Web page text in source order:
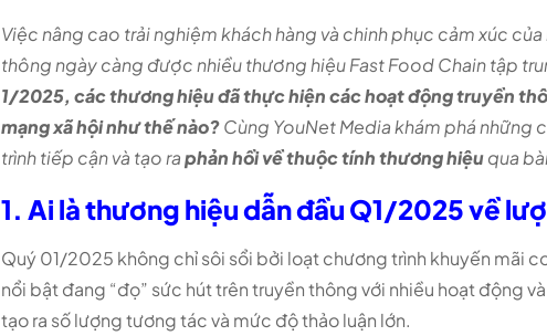
Việc nâng cao trải nghiệm khách hàng và chinh phục cảm xúc
thông ngày càng được nhiều thương hiệu Fast Food Chain tập
1/2025, các thương hiệu đã thực hiện các hoạt động truyền
mạng xã hội như thế nào?Cùng YouNet Media khám phá những
trình tiếp cận và tạo raphản hồi về thuộc tính thương hiệuqua
1. Ai là thương hiệu dẫn đầu Q1/2025 về
Quý 01/2025 không chỉ sôi sổi bởi loạt chương trình khuyến mãi
nổi bật đang “đọ” sức hút trên truyền thông với nhiều hoạt động
tạo ra số lượng tương tác và mức độ thảo luận lớn.